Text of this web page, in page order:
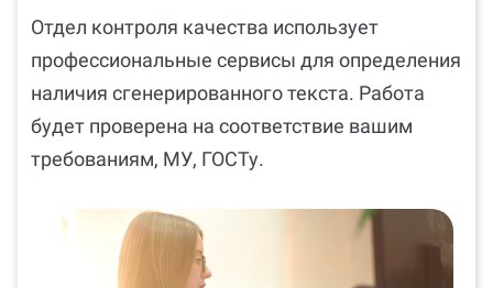
Отдел контроля качества использует
профессиональные сервисы для определения
наличия сгенерированного текста. Работа
будет проверена на соответствие вашим
требованиям, МУ, ГОСТу.